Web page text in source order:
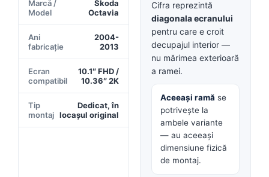
Conectică Mercedes Benz
Conectică Ford
Conectică Opel
Conectică Skoda
Marcă /
Model
Skoda
Octavia
Ani
fabricație
2004-
2013
Ecran
compatibil
10.1″ FHD /
10.36″ 2K
Tip
montaj
Dedicat, în
locașul original
Cifra reprezintă
diagonala ecranului
pentru care e croit
decupajul interior —
nu mărimea exterioară
a ramei.
Aceeași ramă se
potrivește la
ambele variante
— au aceeași
dimensiune fizică
de montaj.